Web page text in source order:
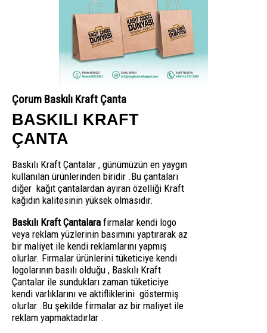
Çorum Baskılı Kraft Çanta
BASKILI KRAFT
ÇANTA
Baskılı Kraft Çantalar , günümüzün en yaygın
kullanılan ürünlerinden biridir .Bu çantaları
diğer kağıt çantalardan ayıran özelliği Kraft
kağıdın kalitesinin yüksek olmasıdır.
Baskılı Kraft Çantalara firmalar kendi logo
veya reklam yüzlerinin basımını yaptırarak az
bir maliyet ile kendi reklamlarını yapmış
olurlar. Firmalar ürünlerini tüketiciye kendi
logolarının basılı olduğu , Baskılı Kraft
Çantalar ile sundukları zaman tüketiciye
kendi varlıklarını ve aktifliklerini göstermiş
olurlar .Bu şekilde firmalar az bir maliyet ile
reklam yapmaktadırlar .